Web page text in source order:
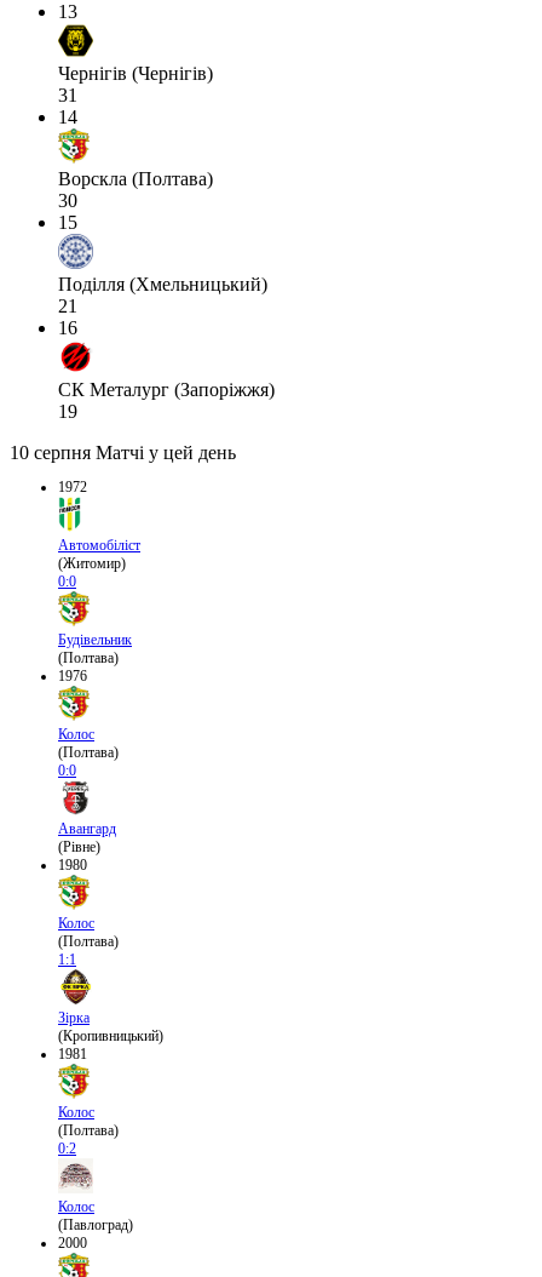
13
Чернігів (Чернігів)
31
14
Ворскла (Полтава)
30
15
Поділля (Хмельницький)
21
16
СК Металург (Запоріжжя)
19
10 серпня Матчі у цей день
1972
Автомобіліст
(Житомир)
0:0
Будівельник
(Полтава)
1976
Колос
(Полтава)
0:0
Авангард
(Рівне)
1980
Колос
(Полтава)
1:1
Зірка
(Кропивницький)
1981
Колос
(Полтава)
0:2
Колос
(Павлоград)
2000